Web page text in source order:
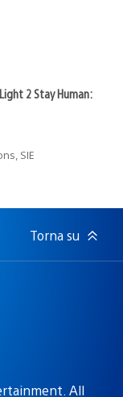
2 Stay Human:
SIE
Torna su
All